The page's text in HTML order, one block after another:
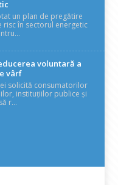
un plan de pregătire
risc în sectorul energetic
voluntară a
vârf
solicită consumatorilor
instituțiilor publice și
r...